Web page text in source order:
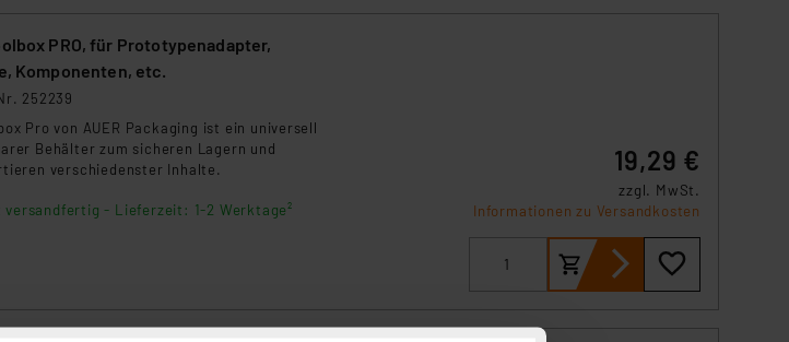
PRO, für Prototypenadapter,
Komponenten, etc.
252239
Pro von AUER Packaging ist ein universell
Behälter zum sicheren Lagern und
verschiedenster Inhalte.
versandfertig - Lieferzeit: 1-2 Werktage²
19,29 €
zzgl. MwSt.
Informationen zu Versandkosten